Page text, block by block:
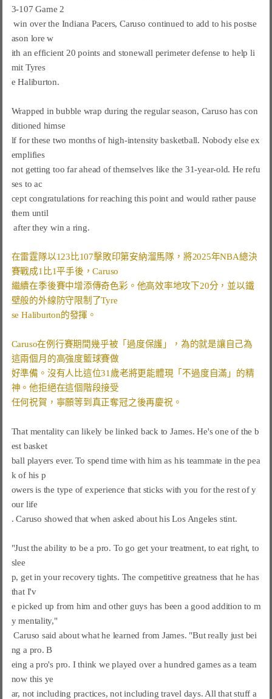
3-107 Game 2
win over the Indiana Pacers, Caruso continued to add to his postse
ason lore w
ith an efficient 20 points and stonewall perimeter defense to help li
mit Tyres
e Haliburton.
Wrapped in bubble wrap during the regular season, Caruso has con
ditioned himse
lf for these two months of high-intensity basketball. Nobody else ex
emplifies
not getting too far ahead of themselves like the 31-year-old. He refu
ses to ac
cept congratulations for reaching this point and would rather pause
them until
after they win a ring.
在雷霆隊以123比107擊敗印第安納溜馬隊，將2025年NBA總決
賽戰成1比1平手後，Caruso
繼續在季後賽中增添傳奇色彩。他高效率地攻下20分，並以鐵
壁般的外線防守限制了Tyre
se Haliburton的發揮。
Caruso在例行賽期間幾乎被「過度保護」，為的就是讓自己為
這兩個月的高強度籃球賽做
好準備。沒有人比這位31歲老將更能體現「不過度自滿」的精
神。他拒絕在這個階段接受
That mentality can likely be linked back to James. He's one of the b
est basket
ball players ever. To spend time with him as his teammate in the pea
k of his p
owers is the type of experience that sticks with you for the rest of y
our life
. Caruso showed that when asked about his Los Angeles stint.
"Just the ability to be a pro. To go get your treatment, to eat right, to
slee
p, get in your recovery tights. The competitive greatness that he has
that I'v
e picked up from him and other guys has been a good addition to m
y mentality,"
Caruso said about what he learned from James. "But really just bei
ng a pro. B
eing a pro's pro. I think we played over a hundred games as a team
now this ye
ar, not including practices, not including travel days. All that stuff a